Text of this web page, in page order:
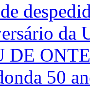
da
DE
50